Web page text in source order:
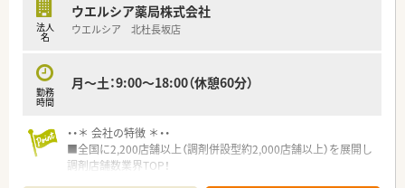
法人
名
ウエルシア薬局株式会社
ウエルシア 北杜長坂店
勤務
時間
月～土：9:00～18:00（休憩60分）
・・＊ 会社の特徴 ＊・・
■全国に2,200店舗以上（調剤併設型約2,000店舗以上）を展開し
調剤店舗数業界TOP！